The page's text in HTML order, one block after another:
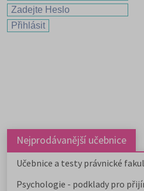
Nejprodávanější učebnice
Učebnice a testy právnické
Psychologie - podklady pro